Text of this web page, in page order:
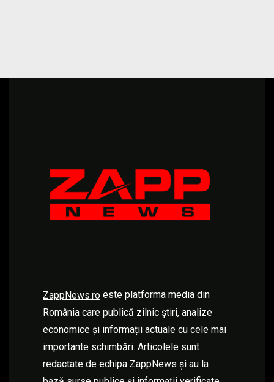
ZappNews.ro este platforma media din
România care publică zilnic știri, analize
economice și informații actuale cu cele mai
importante schimbări. Articolele sunt
redactate de echipa ZappNews și au la